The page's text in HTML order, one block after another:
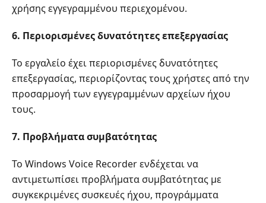
χρήσης εγγεγραμμένου περιεχομένου.
6. Περιορισμένες δυνατότητες επεξεργασίας
Το εργαλείο έχει περιορισμένες δυνατότητες
επεξεργασίας, περιορίζοντας τους χρήστες από την
προσαρμογή των εγγεγραμμένων αρχείων ήχου
τους.
7. Προβλήματα συμβατότητας
Το Windows Voice Recorder ενδέχεται να
αντιμετωπίσει προβλήματα συμβατότητας με
συγκεκριμένες συσκευές ήχου, προγράμματα